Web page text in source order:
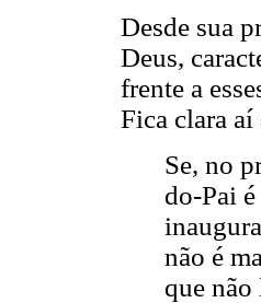
Desde sua
Deus,
frente a
Fica clara
Se, no
do-Pai
não é
que